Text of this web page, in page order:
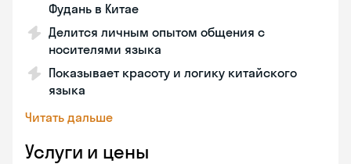
Фудань в Китае
Делится личным опытом общения с
носителями языка
Показывает красоту и логику китайского
языка
Читать дальше
Услуги и цены